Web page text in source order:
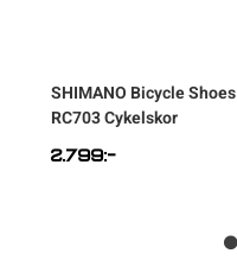
SHIMANO Bicycle Shoes
RC703 Cykelskor
2.799:-